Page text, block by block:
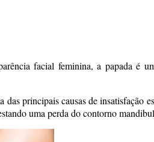
facial feminina, a papada é
principais causas de
uma perda do contorno